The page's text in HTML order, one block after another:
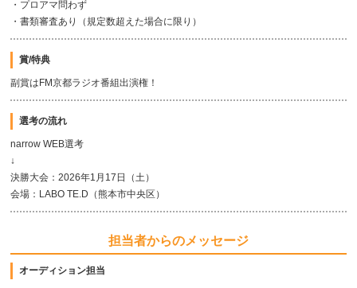
・プロアマ問わず
・書類審査あり（規定数超えた場合に限り）
賞/特典
副賞はFM京都ラジオ番組出演権！
選考の流れ
narrow WEB選考
↓
決勝大会：2026年1月17日（土）
会場：LABO TE.D（熊本市中央区）
担当者からのメッセージ
オーディション担当